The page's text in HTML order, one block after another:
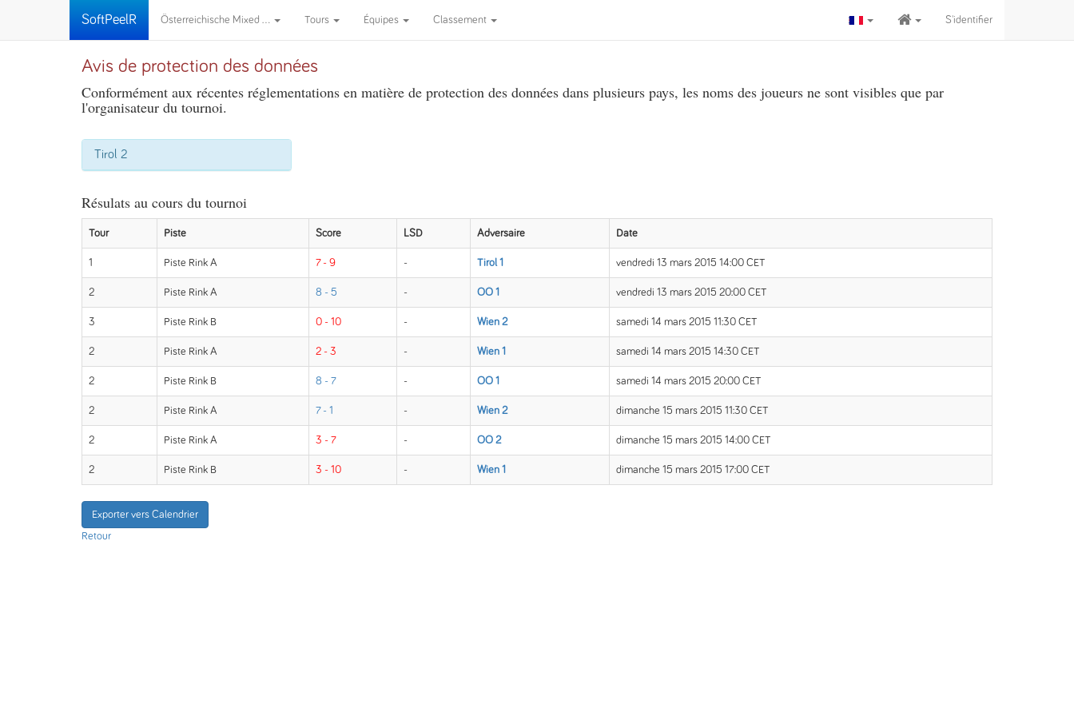
SoftPeelR Österreichische Mixed ... Tours Équipes Classement S'identifier
Avis de protection des données
Conformément aux récentes réglementations en matière de protection des données dans plusieurs pays, les noms des joueurs ne sont visibles que par
l'organisateur du tournoi.
Tirol 2
Résulats au cours du tournoi
Tour Piste Score LSD Adversaire Date
1 Piste Rink A 7 - 9 - Tirol 1 vendredi 13 mars 2015 14:00 CET
2 Piste Rink A 8 - 5 - OÖ 1 vendredi 13 mars 2015 20:00 CET
3 Piste Rink B 0 - 10 - Wien 2 samedi 14 mars 2015 11:30 CET
2 Piste Rink A 2 - 3 - Wien 1 samedi 14 mars 2015 14:30 CET
2 Piste Rink B 8 - 7 - OÖ 1 samedi 14 mars 2015 20:00 CET
2 Piste Rink A 7 - 1 - Wien 2 dimanche 15 mars 2015 11:30 CET
2 Piste Rink A 3 - 7 - OÖ 2 dimanche 15 mars 2015 14:00 CET
2 Piste Rink B 3 - 10 - Wien 1 dimanche 15 mars 2015 17:00 CET
Exporter vers Calendrier
Retour